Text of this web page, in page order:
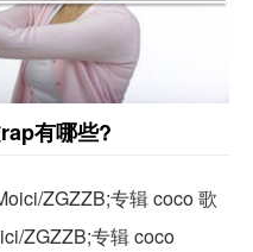
有哪些?
ZGZZB;专辑 coco 歌
ZGZZB;专辑 coco